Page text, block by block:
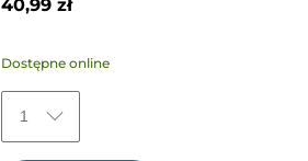
40,99 zł
Dostępne online
1